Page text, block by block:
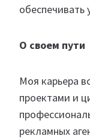
обеспечивать
О своем пути
Моя карьера
проектами и
рекламных